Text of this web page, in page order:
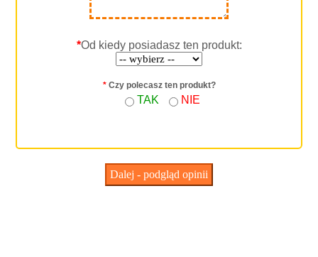
*Od kiedy posiadasz ten produkt:
*Czy polecasz ten produkt?
TAK NIE